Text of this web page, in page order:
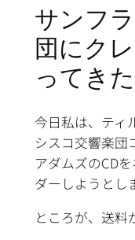
サンフ
団にク
ってき
今日私は、ティ
シスコ交響楽団
アダムズのCD
ダーしようとし
ところが、送料